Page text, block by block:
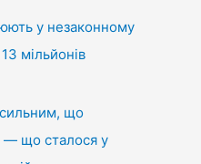
у незаконному
мільйонів
сильним, що
— що сталося у